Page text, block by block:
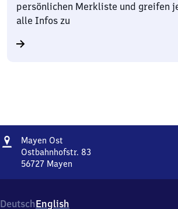
persönlichen Merkliste und greifen
alle Infos zu
Adresse
Mayen Ost
Ost
Ostbahnhofstr. 83
56727 Mayen
Ostbahnhofstr.
DeutschEnglish